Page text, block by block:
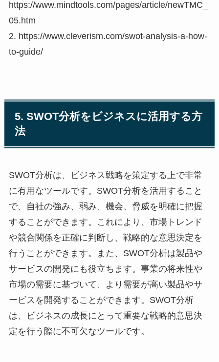
https://www.mindtools.com/pages/article/newTMC_
05.htm
2. https://www.cleverism.com/swot-analysis-a-how-
to-guide/
5. SWOT分析をビジネスに活用する方
法
SWOT分析は、ビジネス戦略を策定する上で非常
に有用なツールです。SWOT分析を活用すること
で、自社の強み、弱み、機会、脅威を明確に把握
することができます。これにより、市場トレンド
や競合関係を正確に判断し、戦略的な意思決定を
行うことができます。また、SWOT分析は製品や
サービスの開発にも役立ちます。事業の将来性や
市場の需要に基づいて、より需要が高い製品やサ
ービスを開発することができます。SWOT分析
は、ビジネスの成長にとって重要な戦略的意思決
定を行う際に不可欠なツールです。